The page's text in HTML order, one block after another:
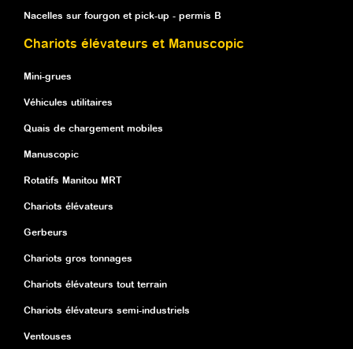
Nacelles sur fourgon et pick-up - permis B
Chariots élévateurs et Manuscopic
Mini-grues
Véhicules utilitaires
Quais de chargement mobiles
Manuscopic
Rotatifs Manitou MRT
Chariots élévateurs
Gerbeurs
Chariots gros tonnages
Chariots élévateurs tout terrain
Chariots élévateurs semi-industriels
Ventouses